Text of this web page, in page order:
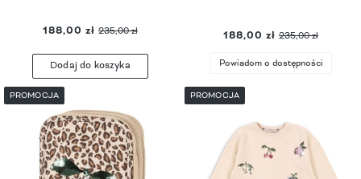
188,00 zł 235,00 zł
Dodaj do koszyka
188,00 zł 235,00 zł
Powiadom o dostępności
PROMOCJA PROMOCJA